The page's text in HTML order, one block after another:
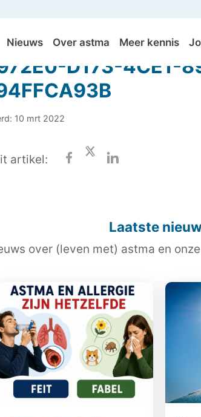
Nieuws Over astma Meer kennis
D173-4CE1-
10 mrt 2022
artikel:
Laatste
over (leven met) astma en